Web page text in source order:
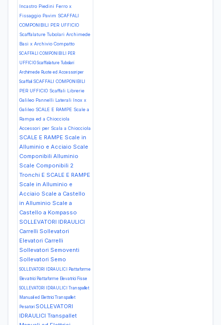
Incastro Piedini Ferro x
Fissaggio Pavim SCAFFALI
COMPONIBILI PER UFFICIO
Scaffalature Tubolari Archimede
Basi x Archivio Compatto
SCAFFALI COMPONIBILI PER
UFFICIO Scaffalature Tubolari
Archimede Ruote ed Accessori per
Scaffali SCAFFALI COMPONIBILI
PER UFFICIO Scaffali Librerie
Galileo Pannelli Laterali Inox x
Galileo SCALE E RAMPE Scale a
Rampa ed a Chiocciola
Accessori per Scala a Chiocciola
SCALE E RAMPE Scale in
Alluminio e Acciaio Scale
Componibili Alluminio
Scale Componibili 2
Tronchi E SCALE E RAMPE
Scale in Alluminio e
Acciaio Scale a Castello
in Alluminio Scale a
Castello a Kompasso
SOLLEVATORI IDRAULICI
Carrelli Sollevatori
Elevatori Carrelli
Sollevatori Semoventi
Sollevatori Semo
SOLLEVATORI IDRAULICI Piattaforme
Elevatrici Piattaforme Elevatrici Fisse
SOLLEVATORI IDRAULICI Transpallet
Manuali ed Elettrici Transpallet
Pesatori SOLLEVATORI
IDRAULICI Transpallet